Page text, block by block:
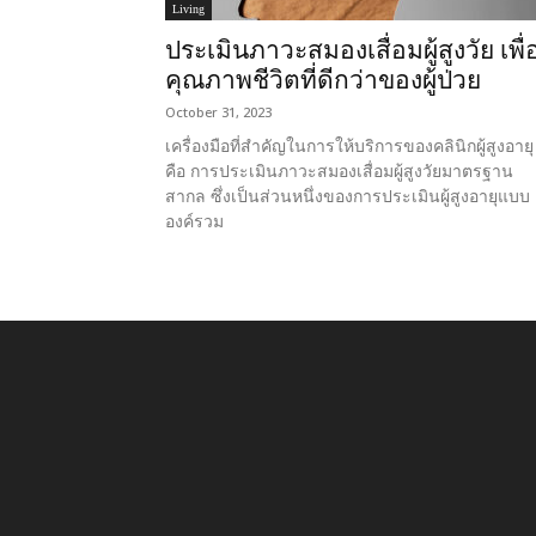
Living
ประเมินภาวะสมองเสื่อมผู้สูงวัย เพื่
คุณภาพชีวิตที่ดีกว่าของผู้ป่วย
October 31, 2023
เครื่องมือที่สำคัญในการให้บริการของคลินิกผู้สูงอายุ
คือ การประเมินภาวะสมองเสื่อมผู้สูงวัยมาตรฐาน
สากล ซึ่งเป็นส่วนหนึ่งของการประเมินผู้สูงอายุแบบ
องค์รวม